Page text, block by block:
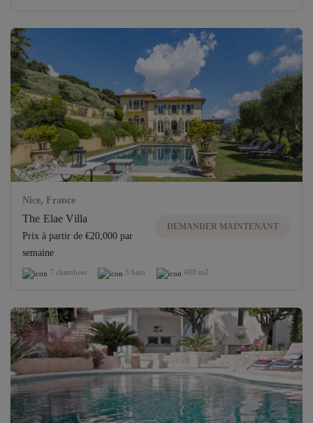
Nice, France
The Elae Villa
Prix ​​à partir de €20,000 par
semaine
DEMANDER MAINTENANT
7 chambres 5 bain 400 m2